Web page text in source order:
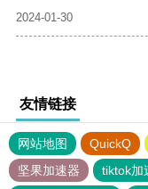
2024-01-30
友情链接
网站地图 QuickQ
坚果加速器
tiktok加